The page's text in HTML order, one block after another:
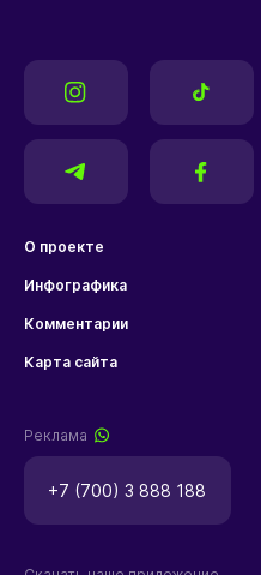
О проекте
Инфографика
Комментарии
Карта сайта
Реклама
+7 (700) 3 888 188